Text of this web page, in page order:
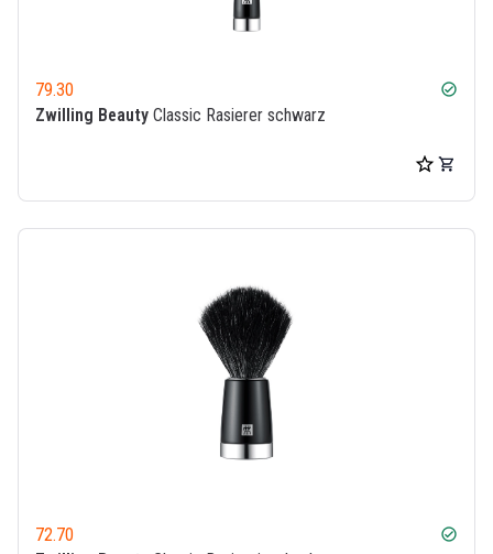
79.30 check_circle
Zwilling Beauty Classic Rasierer schwarz
72.70 check_circle